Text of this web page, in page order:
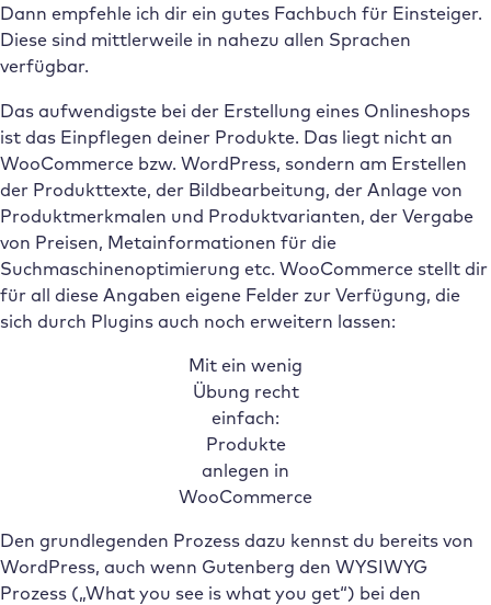
Dann empfehle ich dir ein gutes Fachbuch für Einsteiger.
Diese sind mittlerweile in nahezu allen Sprachen
verfügbar.
Das aufwendigste bei der Erstellung eines Onlineshops
ist das Einpflegen deiner Produkte. Das liegt nicht an
WooCommerce bzw. WordPress, sondern am Erstellen
der Produkttexte, der Bildbearbeitung, der Anlage von
Produktmerkmalen und Produktvarianten, der Vergabe
von Preisen, Metainformationen für die
Suchmaschinenoptimierung etc. WooCommerce stellt dir
für all diese Angaben eigene Felder zur Verfügung, die
sich durch Plugins auch noch erweitern lassen:
Mit ein wenig
Übung recht
einfach:
Produkte
anlegen in
WooCommerce
Den grundlegenden Prozess dazu kennst du bereits von
WordPress, auch wenn Gutenberg den WYSIWYG
Prozess („What you see is what you get“) bei den